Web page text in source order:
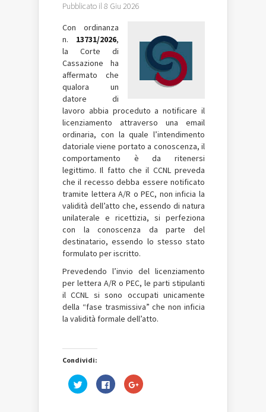
Pubblicato il 8 Giu 2026
Con ordinanza
n. 13731/2026,
la Corte di
Cassazione ha
affermato che
qualora un
datore di
lavoro abbia proceduto a notificare il
licenziamento attraverso una email
ordinaria, con la quale l’intendimento
datoriale viene portato a conoscenza, il
comportamento è da ritenersi
legittimo. Il fatto che il CCNL preveda
che il recesso debba essere notificato
tramite lettera A/R o PEC, non inficia la
validità dell’atto che, essendo di natura
unilaterale e ricettizia, si perfeziona
con la conoscenza da parte del
destinatario, essendo lo stesso stato
formulato per iscritto.
Prevedendo l’invio del licenziamento
per lettera A/R o PEC, le parti stipulanti
il CCNL si sono occupati unicamente
della “fase trasmissiva” che non inficia
la validità formale dell’atto.
Condividi:
Fai
clic
Fai
clic
Fai
clic